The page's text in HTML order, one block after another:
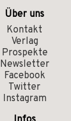
Über uns
Kontakt
Verlag
Prospekte
Newsletter
Facebook
Twitter
Instagram